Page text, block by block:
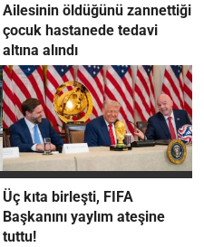
Ailesinin öldüğünü zannettiği
çocuk hastanede tedavi
altına alındı
Üç kıta birleşti, FIFA
Başkanını yaylım ateşine
tuttu!